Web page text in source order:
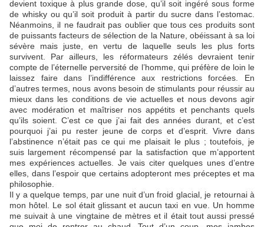
devient toxique à plus grande dose, qu’il soit ingéré sous forme
de whisky ou qu’il soit produit à partir du sucre dans l’estomac.
Néanmoins, il ne faudrait pas oublier que tous ces produits sont
de puissants facteurs de sélection de la Nature, obéissant à sa loi
sévère mais juste, en vertu de laquelle seuls les plus forts
survivent. Par ailleurs, les réformateurs zélés devraient tenir
compte de l’éternelle perversité de l’homme, qui préfère de loin le
laissez faire dans l’indifférence aux restrictions forcées. En
d’autres termes, nous avons besoin de stimulants pour réussir au
mieux dans les conditions de vie actuelles et nous devons agir
avec modération et maîtriser nos appétits et penchants quels
qu’ils soient. C’est ce que j’ai fait des années durant, et c’est
pourquoi j’ai pu rester jeune de corps et d’esprit. Vivre dans
l’abstinence n’était pas ce qui me plaisait le plus ; toutefois, je
suis largement récompensé par la satisfaction que m’apportent
mes expériences actuelles. Je vais citer quelques unes d’entre
elles, dans l’espoir que certains adopteront mes préceptes et ma
philosophie.
Il y a quelque temps, par une nuit d’un froid glacial, je retournai à
mon hôtel. Le sol était glissant et aucun taxi en vue. Un homme
me suivait à une vingtaine de mètres et il était tout aussi pressé